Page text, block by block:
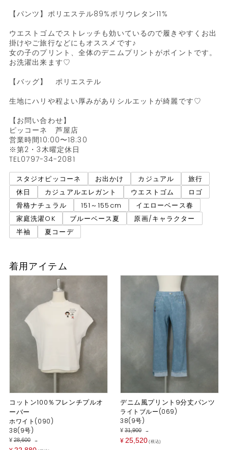
【パンツ】ポリエステル89%ポリウレタン11%
ウエストゴムでストレッチも効いているので履きやすくお出
掛けやご旅行などにもオススメです♪
女の子のプリント、全体のデニムプリントがポイントです。
お洗濯出来ます♡
【バッグ】　ポリエステル
生地にハリや程よい厚みがありシルエットが綺麗です♡
【お問い合わせ】
ピッコーネ　芦屋店
営業時間10:00〜18:30
※第2・3木曜定休日
TEL0797-34-2081
スタジオピッコーネ お出かけ カジュアル
旅行
休日
カジュアルエレガント ウエストゴム
ロゴ
骨格ナチュラル
151～155cm
イエローベース春
家庭洗濯OK
ブルーベース夏
原画/キャラクター
半袖
夏コーデ
着用アイテム
コットン100％フレンチプルオ
ーバー
38(9号)
ホワイト(090)
¥ 28,600 →
デニム風プリント9分丈パンツ
38(9号)
ライトブルー(069)
¥ 31,900 →
¥ 25,520 税込